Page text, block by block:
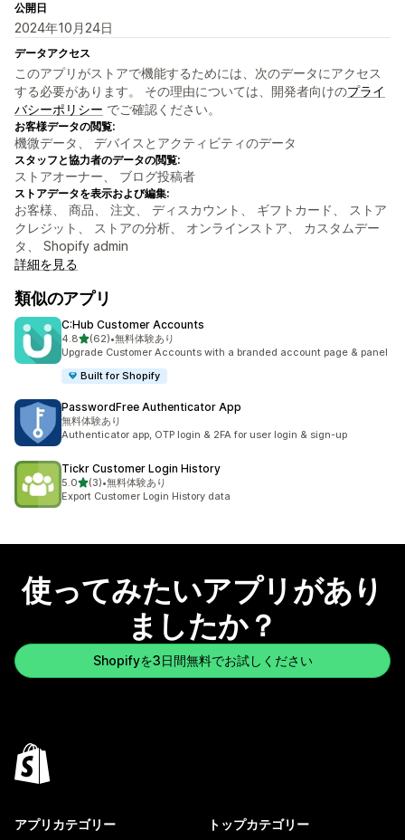
公開日
2024年10月24日
データアクセス
このアプリがストアで機能するためには、次のデータにアクセス
する必要があります。 その理由については、開発者向けのプライ
バシーポリシー でご確認ください。
お客様データの閲覧:
機微データ、 デバイスとアクティビティのデータ
スタッフと協力者のデータの閲覧:
ストアオーナー、 ブログ投稿者
ストアデータを表示および編集:
お客様、 商品、 注文、 ディスカウント、 ギフトカード、 ストア
クレジット、 ストアの分析、 オンラインストア、 カスタムデー
タ、 Shopify admin
詳細を見る
類似のアプリ
C:Hub Customer Accounts
4.85つ星中
(62)
合計レビュー数：62件
•無料体験あり
Upgrade Customer Accounts with a branded account page & panel
Built for Shopify
PasswordFree Authenticator App
無料体験あり
Authenticator app, OTP login & 2FA for user login & sign-up
Tickr Customer Login History
5.05つ星中
(3)
合計レビュー数：3件
•無料体験あり
Export Customer Login History data
使ってみたいアプリがあり
ましたか？
Shopifyを3日間無料でお試しください
アプリカテゴリー トップカテゴリー